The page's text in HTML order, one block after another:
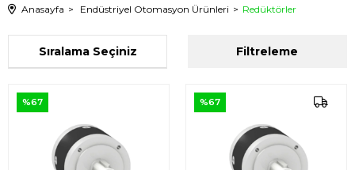
Anasayfa Endüstriyel Otomasyon Ürünleri Redüktörler
Filtreleme
Sıralama
%67 %67